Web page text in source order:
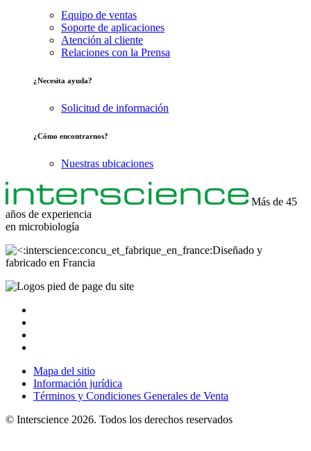
Equipo de ventas
Soporte de aplicaciones
Atención al cliente
Relaciones con la Prensa
¿Necesita ayuda?
Solicitud de información
¿Cómo encontrarnos?
Nuestras ubicaciones
Más de 45
años de experiencia
en microbiología
Diseñado y
fabricado en Francia
Mapa del sitio
Información jurídica
Términos y Condiciones Generales de Venta
© Interscience 2026. Todos los derechos reservados